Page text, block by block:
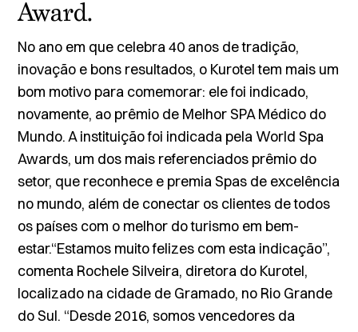
Award.
No ano em que celebra 40 anos de tradição,
inovação e bons resultados, o Kurotel tem mais um
bom motivo para comemorar: ele foi indicado,
novamente, ao prêmio de Melhor SPA Médico do
Mundo. A instituição foi indicada pelaWorld Spa
Awards, um dos mais referenciados prêmio do
setor, que reconhece e premia Spas de excelência
no mundo, além de conectar os clientes de todos
os países com o melhor do turismo em bem-
estar.“Estamos muito felizes com esta indicação”,
comenta Rochele Silveira, diretora do Kurotel,
localizado na cidade de Gramado, no Rio Grande
do Sul. “Desde 2016, somos vencedores da